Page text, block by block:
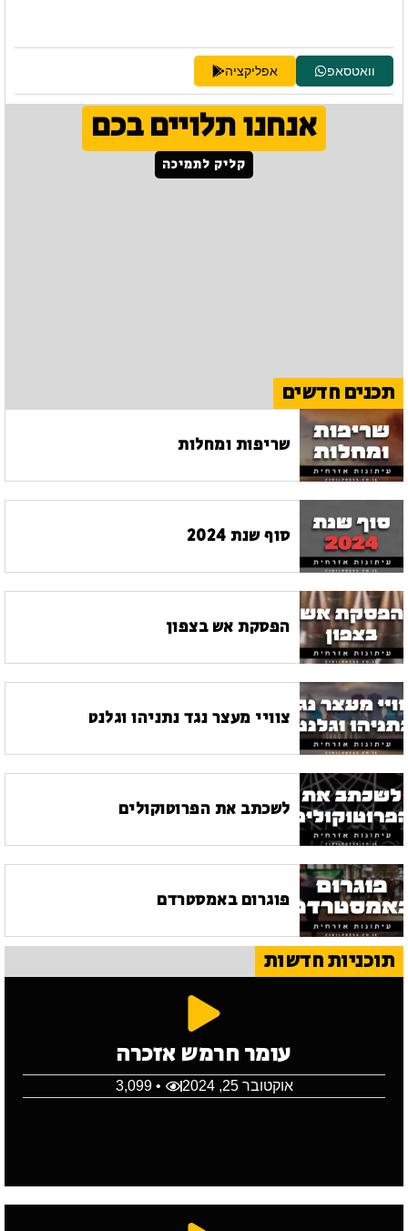
וואטסאפ אפליקציה
אנחנו תלויים בכם
קליק לתמיכה
תכנים חדשים
שריפות ומחלות
סוף שנת 2024
הפסקת אש בצפון
צוויי מעצר נגד נתניהו וגלנט
לשכתב את הפרוטוקולים
פוגרום באמסטרדם
תוכניות חדשות
עומר חרמש אזכרה
אוקטובר 25, 2024 • 3,099